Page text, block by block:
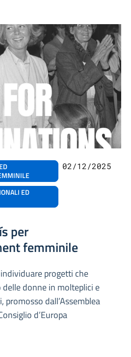
ED
02/12/2025
per
femminile
progetti che
donne in molteplici e
dall’Assemblea
d’Europa